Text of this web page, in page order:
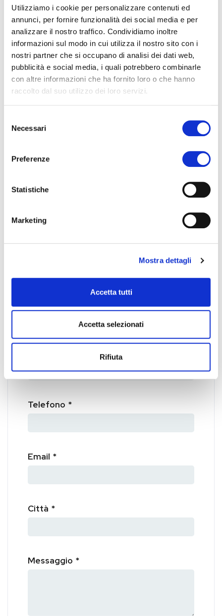
Utilizziamo i cookie per personalizzare contenuti ed
annunci, per fornire funzionalità dei social media e per
analizzare il nostro traffico. Condividiamo inoltre
informazioni sul modo in cui utilizza il nostro sito con i
nostri partner che si occupano di analisi dei dati web,
pubblicità e social media, i quali potrebbero combinarle
con altre informazioni che ha fornito loro o che hanno
raccolto dal suo utilizzo dei loro servizi.
delNecessari
Preferenze
Statistiche
Marketing
Mostra dettagli
Accetta tutti
Accetta selezionati
Rifiuta
utilizzo. L’utente, dopo essersi identificato tramite
badge, potrà conferire nel ROSK i DPI o qualsiasi
oggetto usato, provvedere ad un nuovo prelievo
direttamente dal TOMWORK e ricevere istruzione
immediata al loro utilizzo.
ROSK, PER UNA GESTIONE #SOSTENIBILE
I dati forniti da ROSK, ovvero i risultati relativi ad
una gestione dei rifiuti e del riuso degli oggetti,
aziendale e possono integrarsi nelle valutazioni del
finanziari di impresa.
Estratto da Ambiente &Sicurezza Sul Lavoro:leggi
VUOI SAPERNE DI PIÙ?
Telefono *
Email *
Città *
Messaggio *